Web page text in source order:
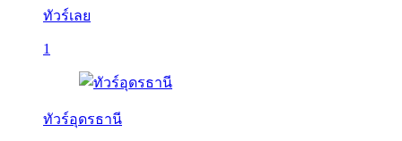
ทัวร์เลย
1
ทัวร์อุดรธานี